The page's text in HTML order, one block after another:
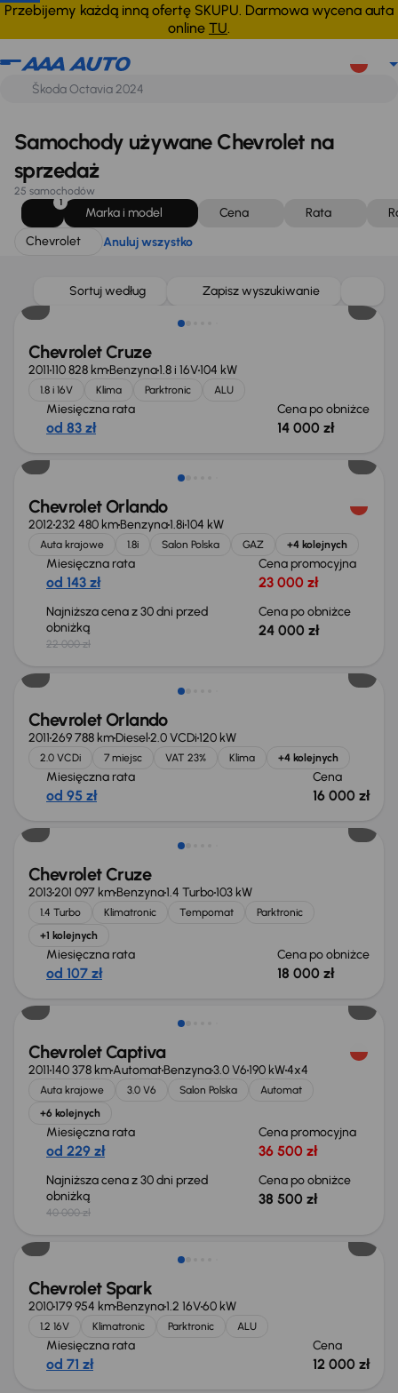
Przebijemy każdą inną ofertę SKUPU. Darmowa wycena auta
online TU.
Chevrolet Anuluj wszystko
Samochody używane Chevrolet na
sprzedaż
25 samochodów
1
Marka i model Cena Rata
Chevrolet
Anuluj wszystko
Sortuj według Zapisz wyszukiwanie
Świeżo skupione
Chevrolet Cruze
2011110 828 kmBenzyna1.8 i 16V104 kW
1.8 i 16V Klima Parktronic ALU
Miesięczna rata
od 83 zł
Cena po obniżce
14 000 zł
Chevrolet Orlando
2012232 480 kmBenzyna1.8i104 kW
Auta krajowe 1.8i Salon Polska GAZ +4 kolejnych
Miesięczna rata
od 143 zł
Cena promocyjna
23 000 zł
Najniższa cena z 30 dni przed
obniżką
22 000 zł
Cena po obniżce
24 000 zł
Możliwość odliczenia VAT
Chevrolet Orlando
2011269 788 kmDiesel2.0 VCDi120 kW
2.0 VCDi 7 miejsc VAT 23% Klima +4 kolejnych
Miesięczna rata
od 95 zł
Cena
16 000 zł
Taniej o 500 zł
Chevrolet Cruze
2013201 097 kmBenzyna1.4 Turbo103 kW
1.4 Turbo Klimatronic Tempomat
Parktronic
+1 kolejnych
Miesięczna rata
od 107 zł
Cena po obniżce
18 000 zł
Taniej o 1 500 zł
Chevrolet Captiva
2011140 378 kmAutomatBenzyna3.0 V6190 kW4x4
Auta krajowe 3.0 V6 Salon Polska
Automat
+6 kolejnych
Miesięczna rata
od 229 zł
Cena promocyjna
36 500 zł
Najniższa cena z 30 dni przed
obniżką
40 000 zł
Cena po obniżce
38 500 zł
Świeżo skupione
Chevrolet Spark
2010179 954 kmBenzyna1.2 16V60 kW
1.2 16V Klimatronic Parktronic ALU
Miesięczna rata
od 71 zł
Cena
12 000 zł
Taniej o 500 zł